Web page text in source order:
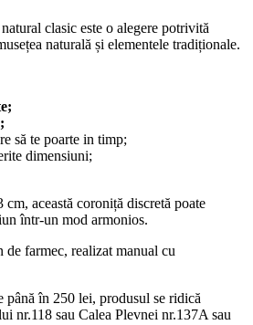
clasic este o alegere potrivită
naturală și elementele tradiționale.
să te poarte in timp;
dimensiuni;
această coroniță discretă poate
într-un mod armonios.
farmec, realizat manual cu
până în 250 lei, produsul se ridică
nr.118 sau Calea Plevnei nr.137A sau